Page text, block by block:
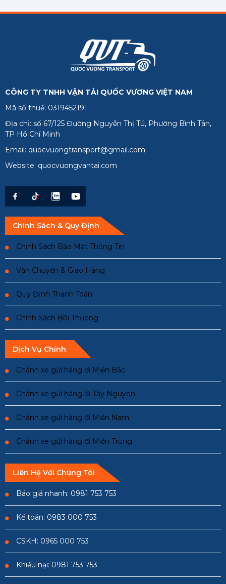
CÔNG TY TNHH VẬN TẢI QUỐC VƯƠNG VIỆT NAM
Mã số thuế: 0319452191
Địa chỉ: số 67/125 Đường Nguyễn Thị Tú, Phường Bình Tân,
TP Hồ Chí Minh
Email: quocvuongtransport@gmail.com
Website: quocvuongvantai.com
Chính Sách & Quy Định
Chính Sách Bảo Mật Thông Tin
Vận Chuyển & Giao Hàng
Quy Định Thanh Toán
Chính Sách Bồi Thường
Dịch Vụ Chính
Chành xe gửi hàng đi Miền Bắc
Chành xe gửi hàng đi Tây Nguyên
Chành xe gửi hàng đi Miền Nam
Chành xe gửi hàng đi Miền Trung
Liên Hệ Với Chúng Tôi
Báo giá nhanh: 0981 753 753
Kế toán: 0983 000 753
CSKH: 0965 000 753
Khiếu nại: 0981 753 753